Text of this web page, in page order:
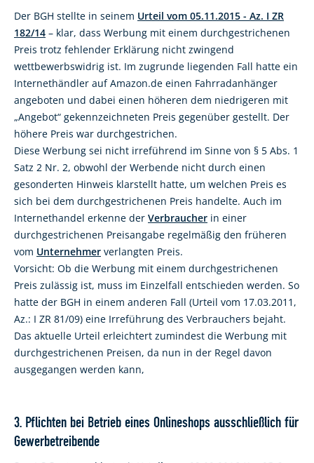
Der BGH stellte in seinem Urteil vom 05.11.2015 - Az. I ZR
182/14 – klar, dass Werbung mit einem durchgestrichenen
Preis trotz fehlender Erklärung nicht zwingend
wettbewerbswidrig ist. Im zugrunde liegenden Fall hatte ein
Internethändler auf Amazon.de einen Fahrradanhänger
angeboten und dabei einen höheren dem niedrigeren mit
„Angebot“ gekennzeichneten Preis gegenüber gestellt. Der
höhere Preis war durchgestrichen.
Diese Werbung sei nicht irreführend im Sinne von § 5 Abs. 1
Satz 2 Nr. 2, obwohl der Werbende nicht durch einen
gesonderten Hinweis klarstellt hatte, um welchen Preis es
sich bei dem durchgestrichenen Preis handelte. Auch im
Internethandel erkenne der Verbraucher in einer
durchgestrichenen Preisangabe regelmäßig den früheren
vom Unternehmer verlangten Preis.
Vorsicht: Ob die Werbung mit einem durchgestrichenen
Preis zulässig ist, muss im Einzelfall entschieden werden. So
hatte der BGH in einem anderen Fall (Urteil vom 17.03.2011,
Az.: I ZR 81/09) eine Irreführung des Verbrauchers bejaht.
Das aktuelle Urteil erleichtert zumindest die Werbung mit
durchgestrichenen Preisen, da nun in der Regel davon
ausgegangen werden kann,
3. Pflichten bei Betrieb eines Onlineshops ausschließlich für
Gewerbetreibende